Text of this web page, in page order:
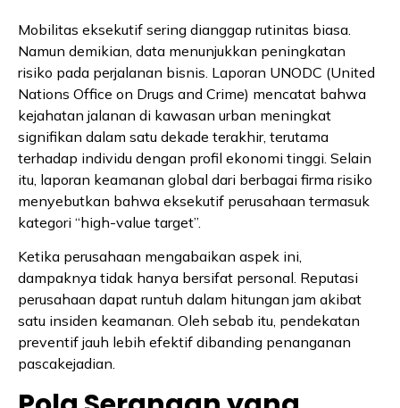
Mobilitas eksekutif sering dianggap rutinitas biasa.
Namun demikian, data menunjukkan peningkatan
risiko pada perjalanan bisnis. Laporan UNODC (United
Nations Office on Drugs and Crime) mencatat bahwa
kejahatan jalanan di kawasan urban meningkat
signifikan dalam satu dekade terakhir, terutama
terhadap individu dengan profil ekonomi tinggi. Selain
itu, laporan keamanan global dari berbagai firma risiko
menyebutkan bahwa eksekutif perusahaan termasuk
kategori “high-value target”.
Ketika perusahaan mengabaikan aspek ini,
dampaknya tidak hanya bersifat personal. Reputasi
perusahaan dapat runtuh dalam hitungan jam akibat
satu insiden keamanan. Oleh sebab itu, pendekatan
preventif jauh lebih efektif dibanding penanganan
pascakejadian.